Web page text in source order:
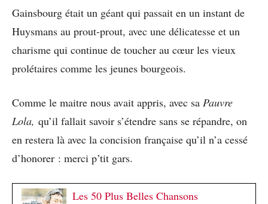
Gainsbourg était un géant qui passait en un instant de
Huysmans au prout-prout, avec une délicatesse et un
charisme qui continue de toucher au cœur les vieux
prolétaires comme les jeunes bourgeois.
Comme le maitre nous avait appris, avec sa Pauvre
Lola, qu’il fallait savoir s’étendre sans se répandre, on
en restera là avec la concision française qu’il n’a cessé
d’honorer : merci p’tit gars.
Les 50 Plus Belles Chansons